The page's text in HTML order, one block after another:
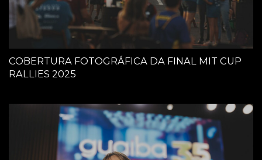
COBERTURA FOTOGRÁFICA DA FINAL MIT CUP
RALLIES 2025